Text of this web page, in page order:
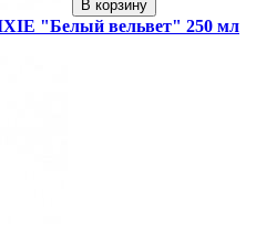
В корзину
"Белый вельвет" 250 мл